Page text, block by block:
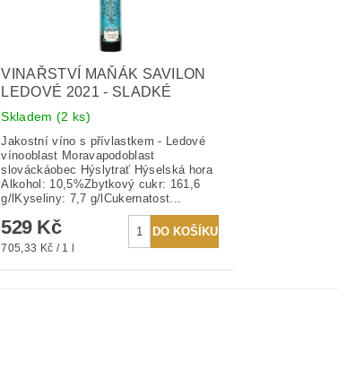
VINAŘSTVÍ MAŇÁK SAVILON
LEDOVÉ 2021 - SLADKÉ
Skladem (2 ks)
Jakostní víno s přívlastkem - Ledové
vínooblast Moravapodoblast
slováckáobec Hýslytrať Hýselská hora
Alkohol: 10,5%Zbytkový cukr: 161,6
g/lKyseliny: 7,7 g/lCukernatost...
529 Kč
705,33 Kč / 1 l